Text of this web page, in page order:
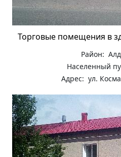
Торговые помещения в
Район:
Населенный
Адрес: ул.